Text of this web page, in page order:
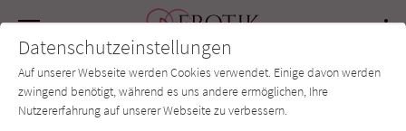
SUCHE Forum Charts Newsletter
Datenschutzeinstellungen
Auf unserer Webseite werden Cookies verwendet. Einige davon werden
zwingend benötigt, während es uns andere ermöglichen, Ihre
Nutzererfahrung auf unserer Webseite zu verbessern.